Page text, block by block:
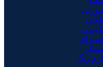
صورتی
طوسی
ای
مشکی
رنگ